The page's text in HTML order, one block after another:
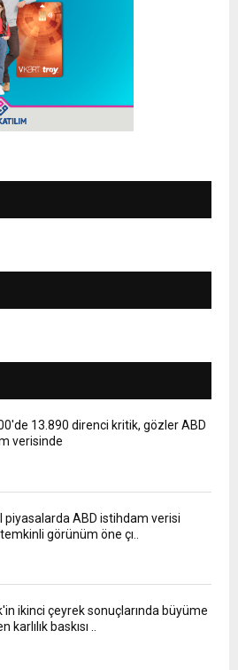
13.890 direnci kritik, gözler ABD
verisinde
piyasalarda ABD istihdam verisi
görünüm öne çı..
ikinci çeyrek sonuçlarında büyüme
karlılık baskısı ..